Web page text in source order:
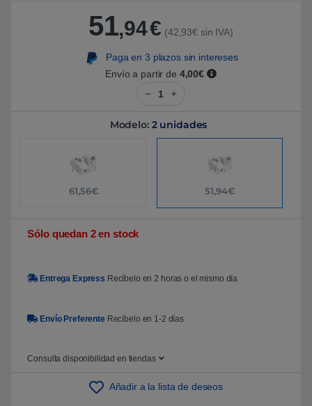
51,94€ (42,93€ sin IVA)
Paga en 3 plazos sin intereses
Envío a partir de 4,00€
Modelo: 2 unidades
61,56€ 51,94€
Sólo quedan 2 en stock
Entrega Express Recíbelo en 2 horas o el mismo día
Envío Preferente Recíbelo en 1-2 días
Consulta disponibilidad en tiendas
Añadir a la lista de deseos